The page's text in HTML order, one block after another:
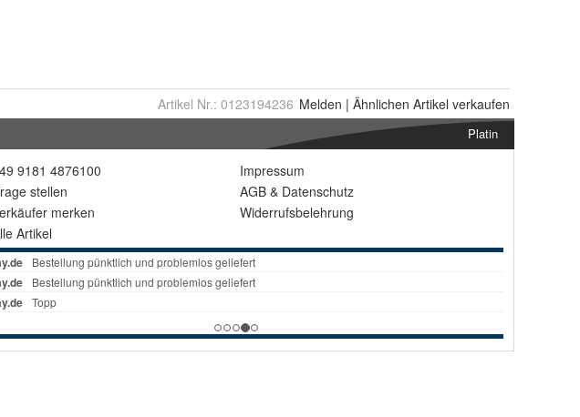
Artikel Nr.: 0123194236 Melden | Ähnlichen Artikel verkaufen
Platin
9181 4876100
stellen
merken
Artikel
Impressum
AGB & Datenschutz
Widerrufsbelehrung